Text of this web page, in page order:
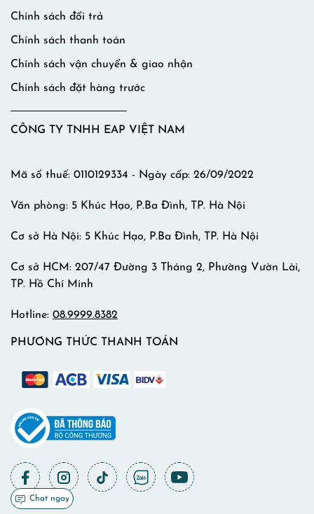
Chính sách đổi trả
Chính sách thanh toán
Chính sách vận chuyển & giao nhận
Chính sách đặt hàng trước
CÔNG TY TNHH EAP VIỆT NAM
Mã số thuế: 0110129334 - Ngày cấp: 26/09/2022
Văn phòng: 5 Khúc Hạo, P.Ba Đình, TP. Hà Nội
Cơ sở Hà Nội: 5 Khúc Hạo, P.Ba Đình, TP. Hà Nội
Cơ sở HCM: 207/47 Đường 3 Tháng 2, Phường Vườn Lài,
TP. Hồ Chí Minh
Hotline: 08.9999.8382
PHƯƠNG THỨC THANH TOÁN
Chat ngay